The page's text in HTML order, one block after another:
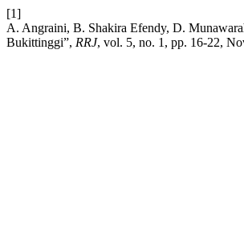
[1]
A. Angraini, B. Shakira Efendy, D.
Bukittinggi”, RRJ, vol. 5, no. 1, pp. 16-22,